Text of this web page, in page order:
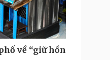
nghệ
đổi số
về “giữ hồn